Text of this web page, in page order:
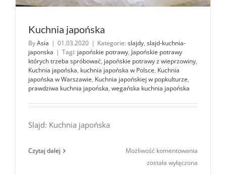
Kuchnia japońska
ByAsia | 01.03.2020 | Kategorie: slajdy, slajd-kuchnia-
japonska | Tagi: japońskie potrawy, Japońskie potrawy
których trzeba spróbować, japońskie potrawy z wieprzowiny,
Kuchnia japońska, kuchnia japońska w Polsce, Kuchnia
japońska w Warszawie, Kuchnia japońskiej w popkulturze,
prawdziwa kuchnia japońska, wegańska kuchnia japońska
Slajd: Kuchnia japońska
Czytaj dalej Możliwość komentowania
została wyłączona